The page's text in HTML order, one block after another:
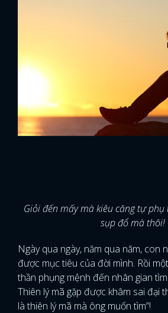
Giỏi đến mấy mà kiêu căng tự phụ
sụp đổ mà thôi!
Ngày qua ngày, năm qua năm, con
được mục tiêu của đời mình. Rồi
thần phụng mệnh đến nhân gian
Thiên lý mã gặp được khâm sai đại
là thiên lý mã mà ông muốn tìm”!